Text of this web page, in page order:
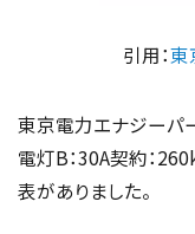
引用：東
東京電力エナジーパ
電灯B：30A契約：
表がありました。